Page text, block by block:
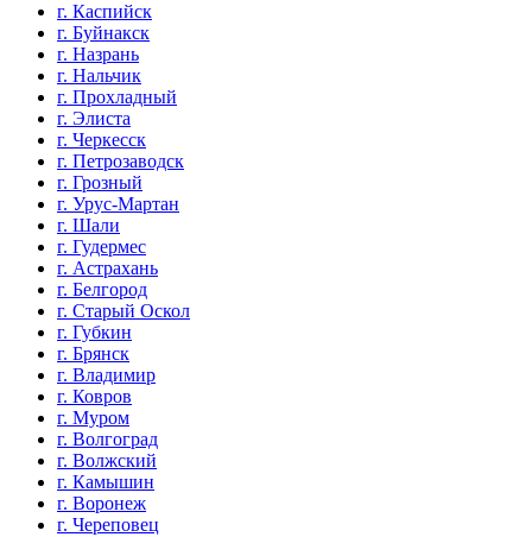
г. Каспийск
г. Буйнакск
г. Назрань
г. Нальчик
г. Прохладный
г. Элиста
г. Черкесск
г. Петрозаводск
г. Грозный
г. Урус-Мартан
г. Шали
г. Гудермес
г. Астрахань
г. Белгород
г. Старый Оскол
г. Губкин
г. Брянск
г. Владимир
г. Ковров
г. Муром
г. Волгоград
г. Волжский
г. Камышин
г. Воронеж
г. Череповец